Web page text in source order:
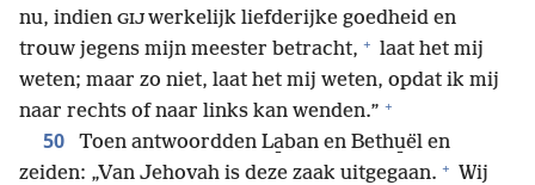
nu, indien GIJ werkelijk liefderijke goedheid en
trouw jegens mijn meester betracht, + laat het mij
weten; maar zo niet, laat het mij weten, opdat ik mij
naar rechts of naar links kan wenden.” +
50
Toen antwoordden La̱ban en Bethu̱ël en
zeiden: „Van Jehovah is deze zaak uitgegaan. + Wij